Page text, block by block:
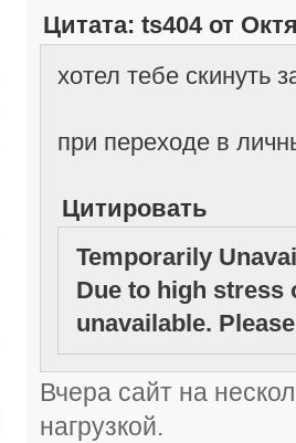
Цитата: ts404 от
хотел тебе скинуть
при переходе в
Цитировать
Temporarily
Due to high stress
unavailable.
Вчера сайт на
нагрузкой.